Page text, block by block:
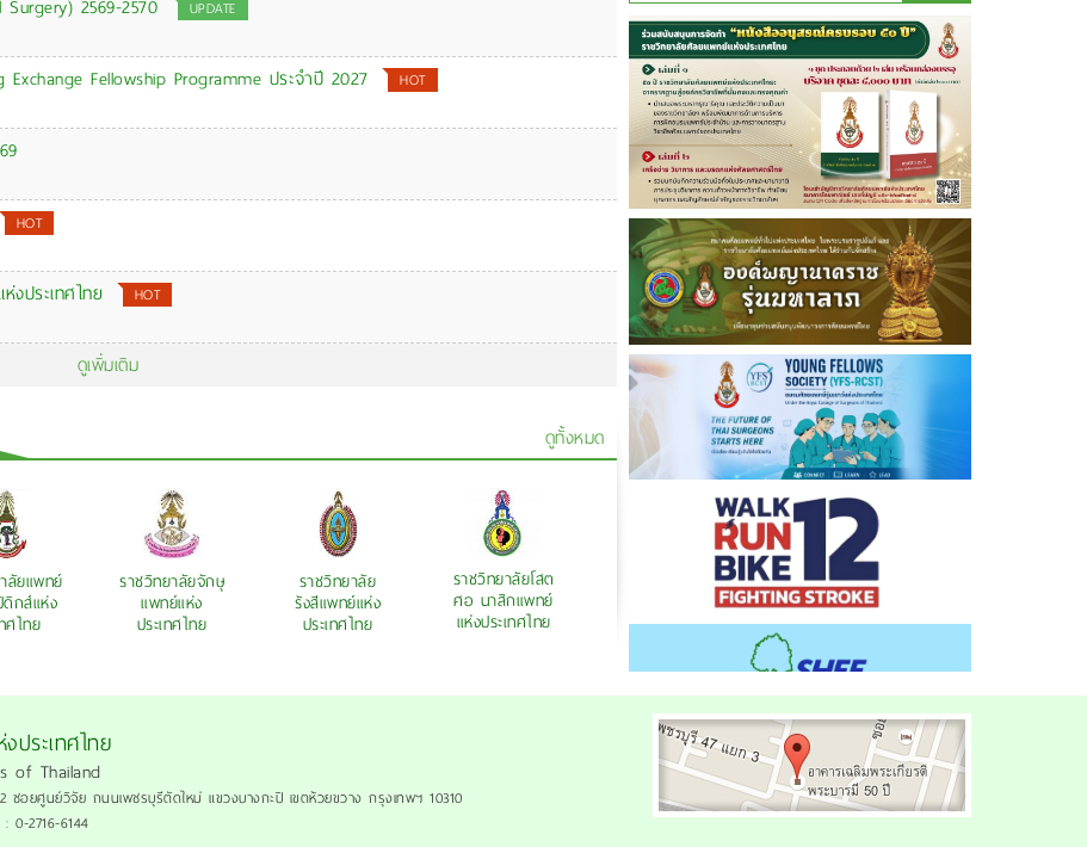
2569-2570 UPDATE
Fellowship Programme ประจำปี 2027 HOT
HOT
ประเทศไทย HOT
ดูเพิ่มเติม
ดูทั้งหมด
ลัยแพทย์
ดิกส์แห่ง
ศไทย
ราชวิทยาลัยจักษุ
แพทย์แห่ง
ประเทศไทย
ราชวิทยาลัย
รังสีแพทย์แห่ง
ประเทศไทย
ราชวิทยาลัยโสต
ศอ นาสิกแพทย์
แห่งประเทศไทย
ราชวิทยาลัยสูติ
ประเทศไทย
ราชวิทยาลัย
วิสัญญีแพทย์แห่ง
ประเทศไทย ครอบครัวแห่ง
ประเทศไทย
of Thailand
ซอยศูนย์วิจัย ถนนเพชรบุรีตัดใหม่ แขวงบางกะปิ เขตห้วยขวาง กรุงเทพฯ 10310
0-2716-6144